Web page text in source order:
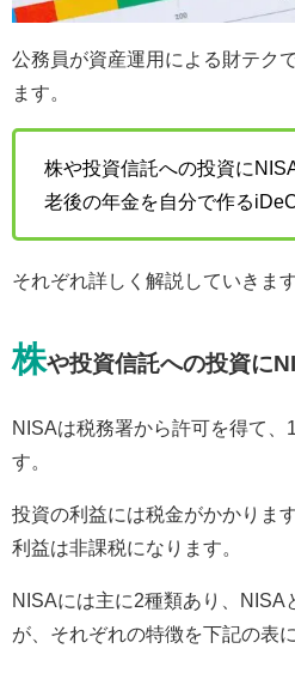
公務員が資産運用による財テク
ます。
株や投資信託への投資に
老後の年金を自分で作る
それぞれ詳しく解説していきます
株や投資信託への投資に
NISAは税務署から許可を得て
す。
投資の利益には税金がかかりま
利益は非課税になります。
NISAには主に2種類あり、NISA
が、それぞれの特徴を下記の表